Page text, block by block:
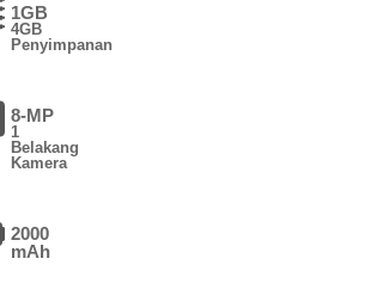
1GB
4GB
Penyimpanan
8-MP
1
Belakang
Kamera
2000
mAh